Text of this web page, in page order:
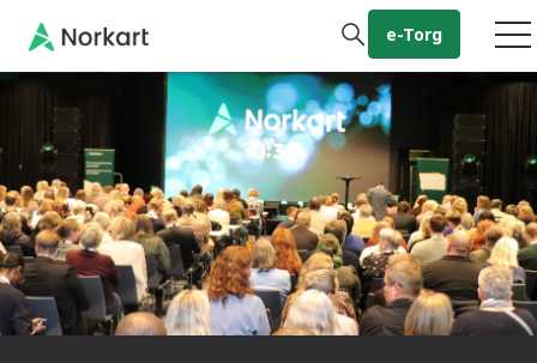
e-Torg